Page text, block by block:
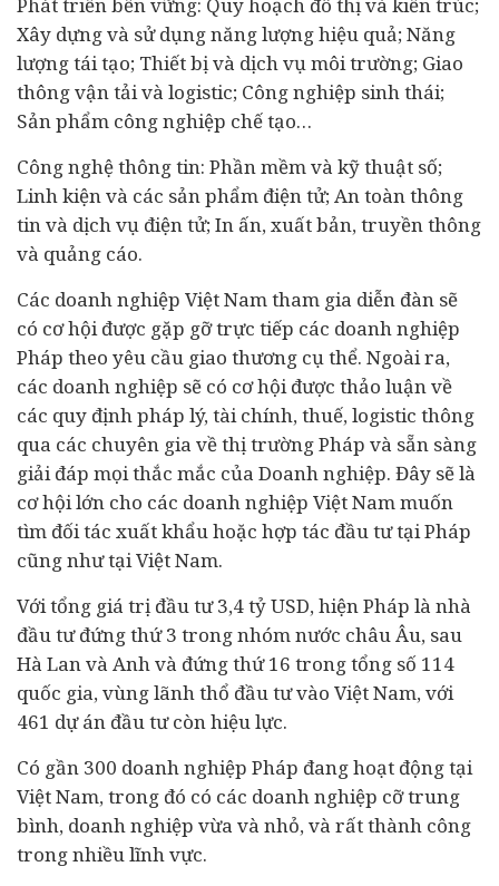
Xây dựng và sử dụng năng lượng hiệu quả; Năng
lượng tái tạo; Thiết bị và dịch vụ môi trường; Giao
thông vận tải và logistic; Công nghiệp sinh thái;
Sản phẩm công nghiệp chế tạo…
Công nghệ thông tin: Phần mềm và kỹ thuật số;
Linh kiện và các sản phẩm điện tử; An toàn thông
tin và dịch vụ điện tử; In ấn, xuất bản, truyền thông
và quảng cáo.
Các doanh nghiệp Việt Nam tham gia diễn đàn sẽ
có cơ hội được gặp gỡ trực tiếp các doanh nghiệp
Pháp theo yêu cầu giao thương cụ thể. Ngoài ra,
các doanh nghiệp sẽ có cơ hội được thảo luận về
các quy định pháp lý,tài chính, thuế, logistic thông
qua các chuyên gia về thị trường Pháp và sẵn sàng
giải đáp mọi thắc mắc của Doanh nghiệp. Đây sẽ là
cơ hội lớn cho các doanh nghiệp Việt Nam muốn
tìm đối tác xuất khẩu hoặc hợp tác đầu tưtại Pháp
cũng như tại Việt Nam.
Với tổng giá trị đầu tư 3,4 tỷ USD, hiện Pháp là nhà
đầu tư đứng thứ 3 trong nhóm nước châu Âu, sau
Hà Lan và Anh và đứng thứ 16 trong tổng số 114
quốc gia, vùng lãnh thổ đầu tư vào Việt Nam, với
461 dự án đầu tư còn hiệu lực.
Có gần 300 doanh nghiệp Pháp đang hoạt động tại
Việt Nam, trong đó có các doanh nghiệp cỡ trung
bình, doanh nghiệp vừa và nhỏ, và rất thành công
trong nhiều lĩnh vực.